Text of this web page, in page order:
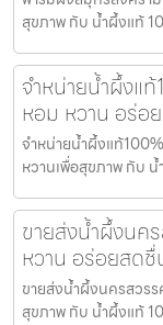
สุขภาพ กับ น้ำผึ้งแท้
จำหน่ายน้ำผึ้งแ
หอม หวาน อร่อ
จำหน่ายน้ำผึ้งแท้
หวานเพื่อสุขภาพ กับ
ขายส่งน้ำผึ้งนค
หวาน อร่อยสดชื่
ขายส่งน้ำผึ้งนครสวร
สุขภาพ กับ น้ำผึ้งแท้